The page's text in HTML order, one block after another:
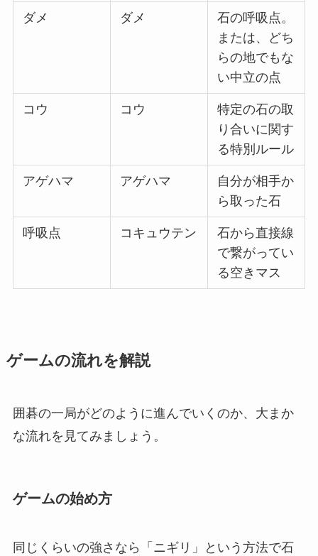
ダメ ダメ
石の呼吸点。
または、どち
らの地でもな
い中立の点
コウ コウ
特定の石の取
り合いに関す
る特別ルール
アゲハマ アゲハマ
自分が相手か
ら取った石
呼吸点 コキュウテン
石から直接線
で繋がってい
る空きマス
ゲームの流れを解説
囲碁の一局がどのように進んでいくのか、大まか
な流れを見てみましょう。
ゲームの始め方
同じくらいの強さなら「ニギリ」という方法で石